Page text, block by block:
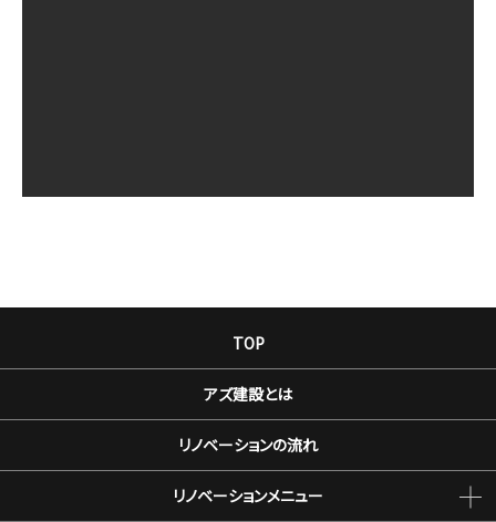
TOP
アズ建設とは
リノベーションの流れ
リノベーションメニュー